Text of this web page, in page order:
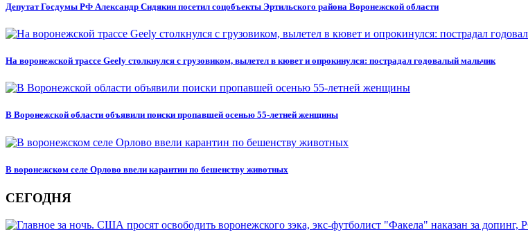
Депутат Госдумы РФ Александр Сидякин посетил соцобъекты Эртильского района Воронежской области
На воронежской трассе Geely столкнулся с грузовиком, вылетел в кювет и опрокинулся: пострадал годовалый мальчик
В Воронежской области объявили поиски пропавшей осенью 55-летней женщины
В воронежском селе Орлово ввели карантин по бешенству животных
СЕГОДНЯ